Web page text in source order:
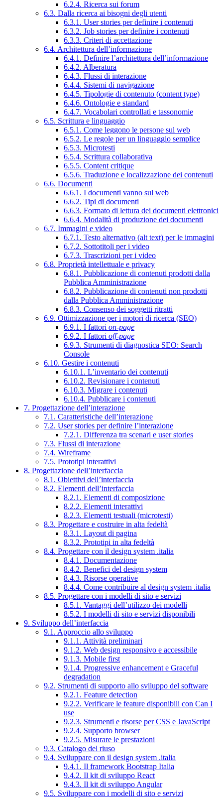
6.2.4. Ricerca sui forum
6.3. Dalla ricerca ai bisogni degli utenti
6.3.1. User stories per definire i contenuti
6.3.2. Job stories per definire i contenuti
6.3.3. Criteri di accettazione
6.4. Architettura dell’informazione
6.4.1. Definire l’architettura dell’informazione
6.4.2. Alberatura
6.4.3. Flussi di interazione
6.4.4. Sistemi di navigazione
6.4.5. Tipologie di contenuto (content type)
6.4.6. Ontologie e standard
6.4.7. Vocabolari controllati e tassonomie
6.5. Scrittura e linguaggio
6.5.1. Come leggono le persone sul web
6.5.2. Le regole per un linguaggio semplice
6.5.3. Microtesti
6.5.4. Scrittura collaborativa
6.5.5. Content critique
6.5.6. Traduzione e localizzazione dei contenuti
6.6. Documenti
6.6.1. I documenti vanno sul web
6.6.2. Tipi di documenti
6.6.3. Formato di lettura dei documenti elettronici
6.6.4. Modalità di produzione dei documenti
6.7. Immagini e video
6.7.1. Testo alternativo (alt text) per le immagini
6.7.2. Sottotitoli per i video
6.7.3. Trascrizioni per i video
6.8. Proprietà intellettuale e privacy
6.8.1. Pubblicazione di contenuti prodotti dalla
Pubblica Amministrazione
6.8.2. Pubblicazione di contenuti non prodotti
dalla Pubblica Amministrazione
6.8.3. Consenso dei soggetti ritratti
6.9. Ottimizzazione per i motori di ricerca (SEO)
6.9.1. I fattori on-page
6.9.2. I fattori off-page
6.9.3. Strumenti di diagnostica SEO: Search
Console
6.10. Gestire i contenuti
6.10.1. L’inventario dei contenuti
6.10.2. Revisionare i contenuti
6.10.3. Migrare i contenuti
6.10.4. Pubblicare i contenuti
7. Progettazione dell’interazione
7.1. Caratteristiche dell’interazione
7.2. User stories per definire l’interazione
7.2.1. Differenza tra scenari e user stories
7.3. Flussi di interazione
7.4. Wireframe
7.5. Prototipi interattivi
8. Progettazione dell’interfaccia
8.1. Obiettivi dell’interfaccia
8.2. Elementi dell’interfaccia
8.2.1. Elementi di composizione
8.2.2. Elementi interattivi
8.2.3. Elementi testuali (microtesti)
8.3. Progettare e costruire in alta fedeltà
8.3.1. Layout di pagina
8.3.2. Prototipi in alta fedeltà
8.4. Progettare con il design system .italia
8.4.1. Documentazione
8.4.2. Benefici del design system
8.4.3. Risorse operative
8.4.4. Come contribuire al design system .italia
8.5. Progettare con i modelli di sito e servizi
8.5.1. Vantaggi dell’utilizzo dei modelli
8.5.2. I modelli di sito e servizi disponibili
9. Sviluppo dell’interfaccia
9.1. Approccio allo sviluppo
9.1.1. Attività preliminari
9.1.2. Web design responsivo e accessibile
9.1.3. Mobile first
9.1.4. Progressive enhancement e Graceful
degradation
9.2. Strumenti di supporto allo sviluppo del software
9.2.1. Feature detection
9.2.2. Verificare le feature disponibili con Can I
use
9.2.3. Strumenti e risorse per CSS e JavaScript
9.2.4. Supporto browser
9.2.5. Misurare le prestazioni
9.3. Catalogo del riuso
9.4. Sviluppare con il design system .italia
9.4.1. Il framework Bootstrap Italia
9.4.2. Il kit di sviluppo React
9.4.3. Il kit di sviluppo Angular
9.5. Sviluppare con i modelli di sito e servizi